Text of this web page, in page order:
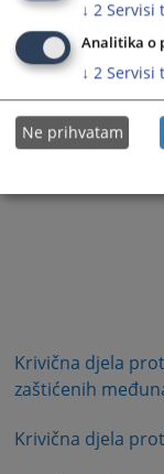
Krivična djela
zaštićenih
Krivična djela
↓ 2 Servisi
Analitika o
↓ 2 Servisi
Ne prihvatam